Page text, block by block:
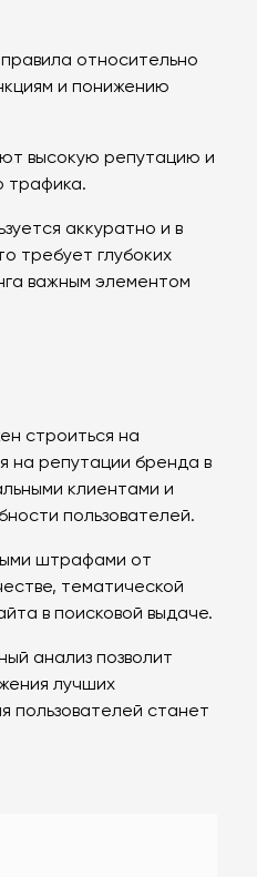
относительно
и понижению
высокую репутацию и
трафика.
аккуратно и в
требует глубоких
важным элементом
строиться на
на репутации бренда в
клиентами и
пользователей.
штрафами от
тематической
в поисковой выдаче.
анализ позволит
лучших
пользователей станет